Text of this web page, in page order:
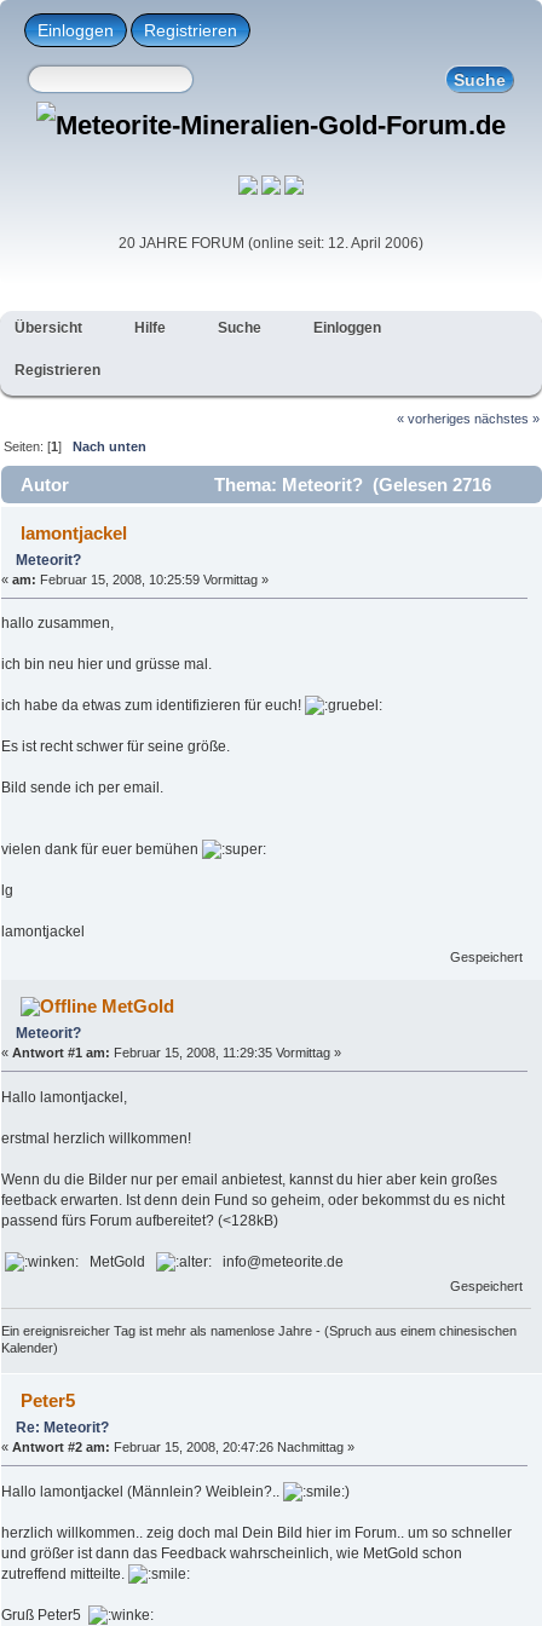
Einloggen Registrieren
20 JAHRE FORUM (online seit: 12. April 2006)
Übersicht Hilfe Suche Einloggen
Registrieren
« vorheriges nächstes »
Seiten: [1]Nach unten
Autor
Thema: Meteorit? (Gelesen 2716
mal)
lamontjackel
Meteorit?
« am: Februar 15, 2008, 10:25:59 Vormittag »
hallo zusammen,
ich bin neu hier und grüsse mal.
ich habe da etwas zum identifizieren für euch!
Es ist recht schwer für seine größe.
Bild sende ich per email.
vielen dank für euer bemühen
lg
lamontjackel
Gespeichert
MetGold
Meteorit?
« Antwort #1 am: Februar 15, 2008, 11:29:35 Vormittag »
Hallo lamontjackel,
erstmal herzlich willkommen!
Wenn du die Bilder nur per email anbietest, kannst du hier aber kein großes
feetback erwarten. Ist denn dein Fund so geheim, oder bekommst du es nicht
passend fürs Forum aufbereitet? (<128kB)
MetGold info@meteorite.de
Gespeichert
Ein ereignisreicher Tag ist mehr als namenlose Jahre - (Spruch aus einem chinesischen
Kalender)
Peter5
Re: Meteorit?
« Antwort #2 am: Februar 15, 2008, 20:47:26 Nachmittag »
Hallo lamontjackel (Männlein? Weiblein?.. )
herzlich willkommen.. zeig doch mal Dein Bild hier im Forum.. um so schneller
und größer ist dann das Feedback wahrscheinlich, wie MetGold schon
zutreffend mitteilte.
Gruß Peter5